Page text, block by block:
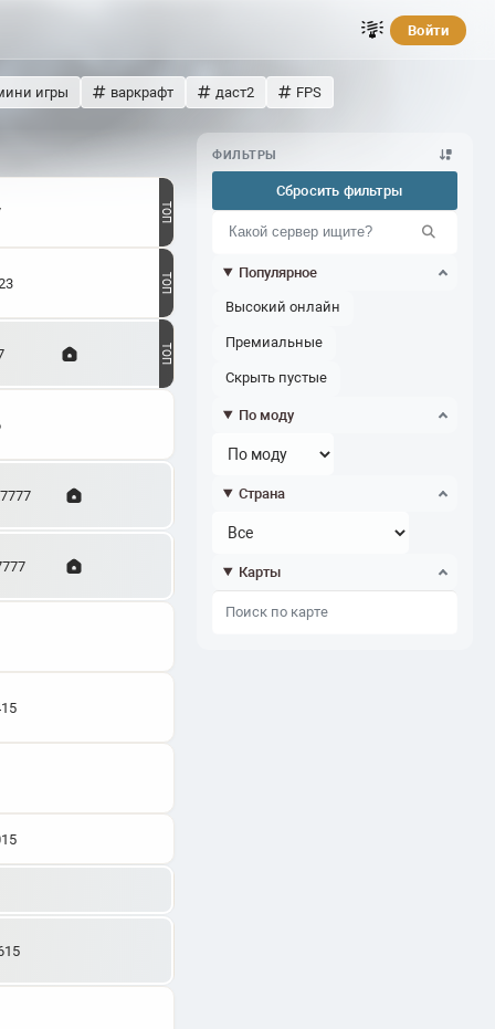
Войти
игры варкрафт даст2 FPS
ФИЛЬТРЫ
Сбросить фильтры
Популярное
Высокий онлайн
Премиальные
Скрыть пустые
По моду
Страна
Карты